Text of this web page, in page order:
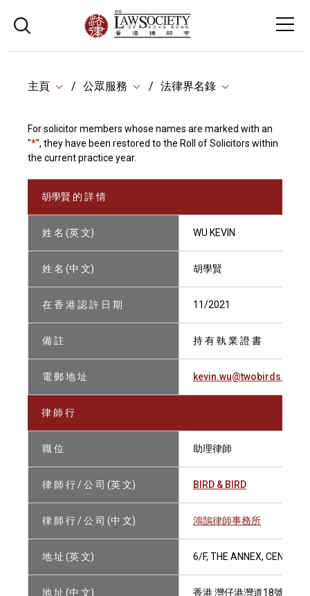
主頁 公眾服務 法律界名錄
For solicitor members whose names are marked with an
"*", they have been restored to the Roll of Solicitors within
the current practice year.
胡學賢 的 詳 情
姓 名 (英 文) WU KEVIN
姓 名 (中 文) 胡學賢
在 香 港 認 許 日 期 11/2021
備 註 持 有 執 業 證 書
電 郵 地 址 kevin.wu@twobirds.com
律 師 行
職 位 助理律師
律 師 行 / 公 司 (英 文) BIRD & BIRD
律 師 行 / 公 司 (中 文) 鴻鵠律師事務所
地 址 (英 文) 6/F, THE ANNEX,
地 址 (中 文) 香港 灣仔港灣道18號 中環